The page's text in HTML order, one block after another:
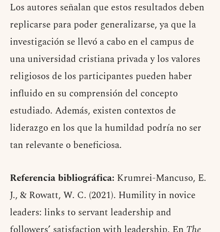
Los autores señalan que estos resultados deben
replicarse para poder generalizarse, ya que la
investigación se llevó a cabo en el campus de
una universidad cristiana privada y los valores
religiosos de los participantes pueden haber
influido en su comprensión del concepto
estudiado. Además, existen contextos de
liderazgo en los que la humildad podría no ser
tan relevante o beneficiosa.
Referencia bibliográfica: Krumrei-Mancuso, E.
J., & Rowatt, W. C. (2021). Humility in novice
leaders: links to servant leadership and